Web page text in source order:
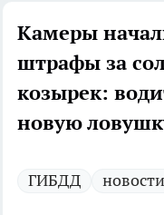
Камеры
штрафы за
козырек:
новую
ГИБДД